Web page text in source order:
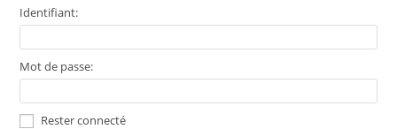
Identifiant:
Mot de passe:
Rester connecté